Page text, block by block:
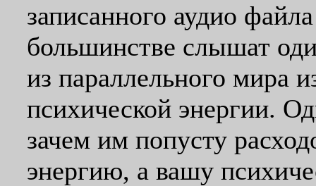
записанного аудио
большинстве слышат
из параллельного мира
психической энергии.
зачем им попусту
энергию, а вашу